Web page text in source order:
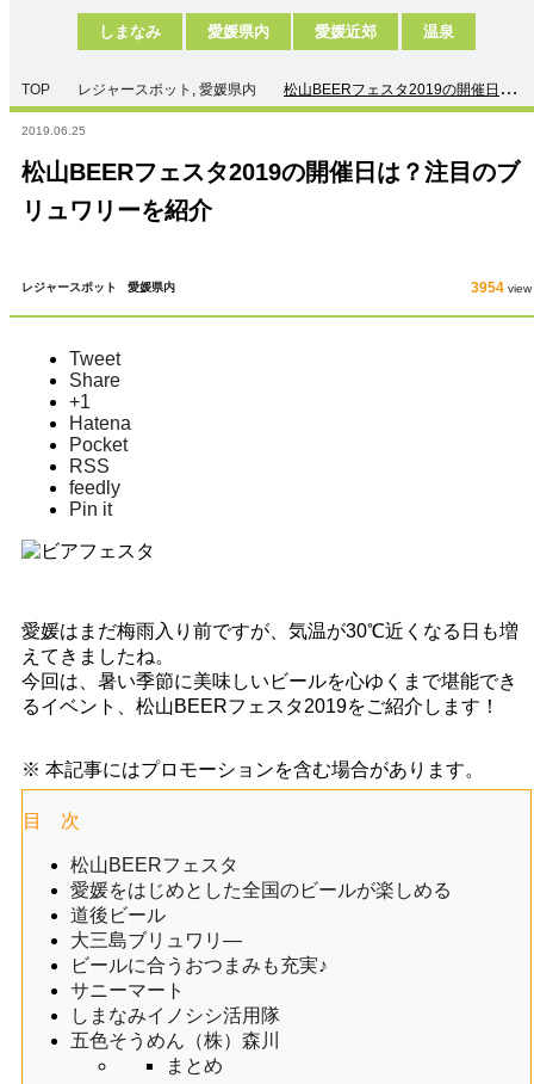
しまなみ 愛媛県内 愛媛近郊 温泉
TOP レジャースポット , 愛媛県内
松山BEERフェスタ2019の開催日は？
注目のブリュワリーを紹介
2019.06.25
松山BEERフェスタ2019の開催日は？注目のブ
リュワリーを紹介
レジャースポット 愛媛県内 3954 view
Tweet
Share
+1
Hatena
Pocket
RSS
feedly
Pin it
愛媛はまだ梅雨入り前ですが、気温が30℃近くなる日も増
えてきましたね。
今回は、暑い季節に美味しいビールを心ゆくまで堪能でき
るイベント、松山BEERフェスタ2019をご紹介します！
※ 本記事にはプロモーションを含む場合があります。
目 次
松山BEERフェスタ
愛媛をはじめとした全国のビールが楽しめる
道後ビール
大三島ブリュワリ―
ビールに合うおつまみも充実♪
サニーマート
しまなみイノシシ活用隊
五色そうめん（株）森川
まとめ